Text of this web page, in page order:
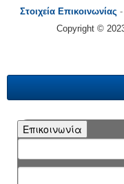
Στοιχεία Επικοινωνίας
Copyright ©